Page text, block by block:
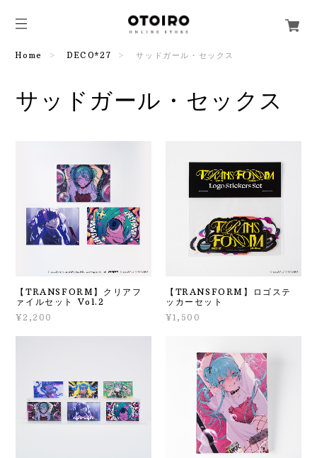
Home DECO*27 サッドガール・セックス
サッドガール・セックス
【TRANSFORM】クリアフ
ァイルセット Vol.2
¥2,200
【TRANSFORM】ロゴステ
ッカーセット
¥1,500